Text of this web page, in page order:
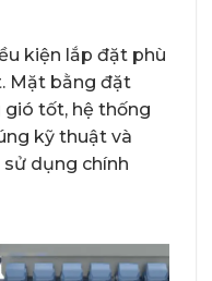
kiện lắp đặt phù
Mặt bằng đặt
gió tốt, hệ thống
kỹ thuật và
dụng chính